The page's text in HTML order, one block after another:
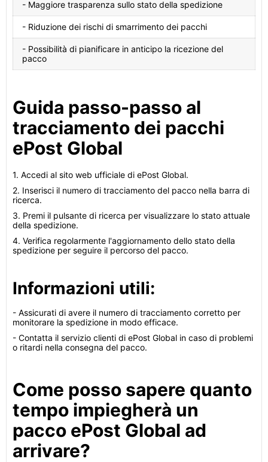
- Maggiore trasparenza sullo stato della spedizione
- Riduzione dei rischi di smarrimento dei pacchi
- Possibilità di pianificare in anticipo la ricezione del
pacco
Guida passo-passo al
tracciamento dei pacchi
ePost Global
1. Accedi al sito web ufficiale di ePost Global.
2. Inserisci il numero di tracciamento del pacco nella barra di
ricerca.
3. Premi il pulsante di ricerca per visualizzare lo stato attuale
della spedizione.
4. Verifica regolarmente l'aggiornamento dello stato della
spedizione per seguire il percorso del pacco.
Informazioni utili:
- Assicurati di avere il numero di tracciamento corretto per
monitorare la spedizione in modo efficace.
- Contatta il servizio clienti di ePost Global in caso di problemi
o ritardi nella consegna del pacco.
Come posso sapere quanto
tempo impiegherà un
pacco ePost Global ad
arrivare?